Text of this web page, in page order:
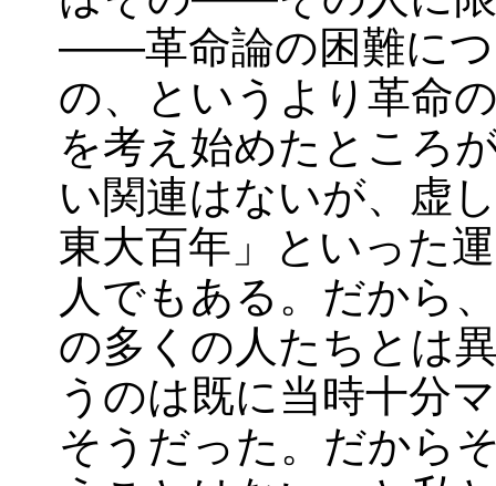
――革命論の困難につ
の、というより革命
を考え始めたところ
い関連はないが、虚
東大百年」といった
人でもある。だから
の多くの人たちとは
うのは既に当時十分
そうだった。だから